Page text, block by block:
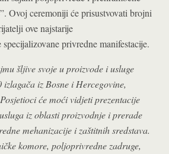
Ovoj ceremoniji će prisustvovati brojni
ove najstarije
privredne manifestacije.
šljive svoje u proizvode i usluge
izlagača iz Bosne i Hercegovine,
će moći vidjeti prezentacije
iz oblasti proizvodnje i prerade
mehanizacije i zaštitnih sredstava.
komore, poljoprivredne zadruge,